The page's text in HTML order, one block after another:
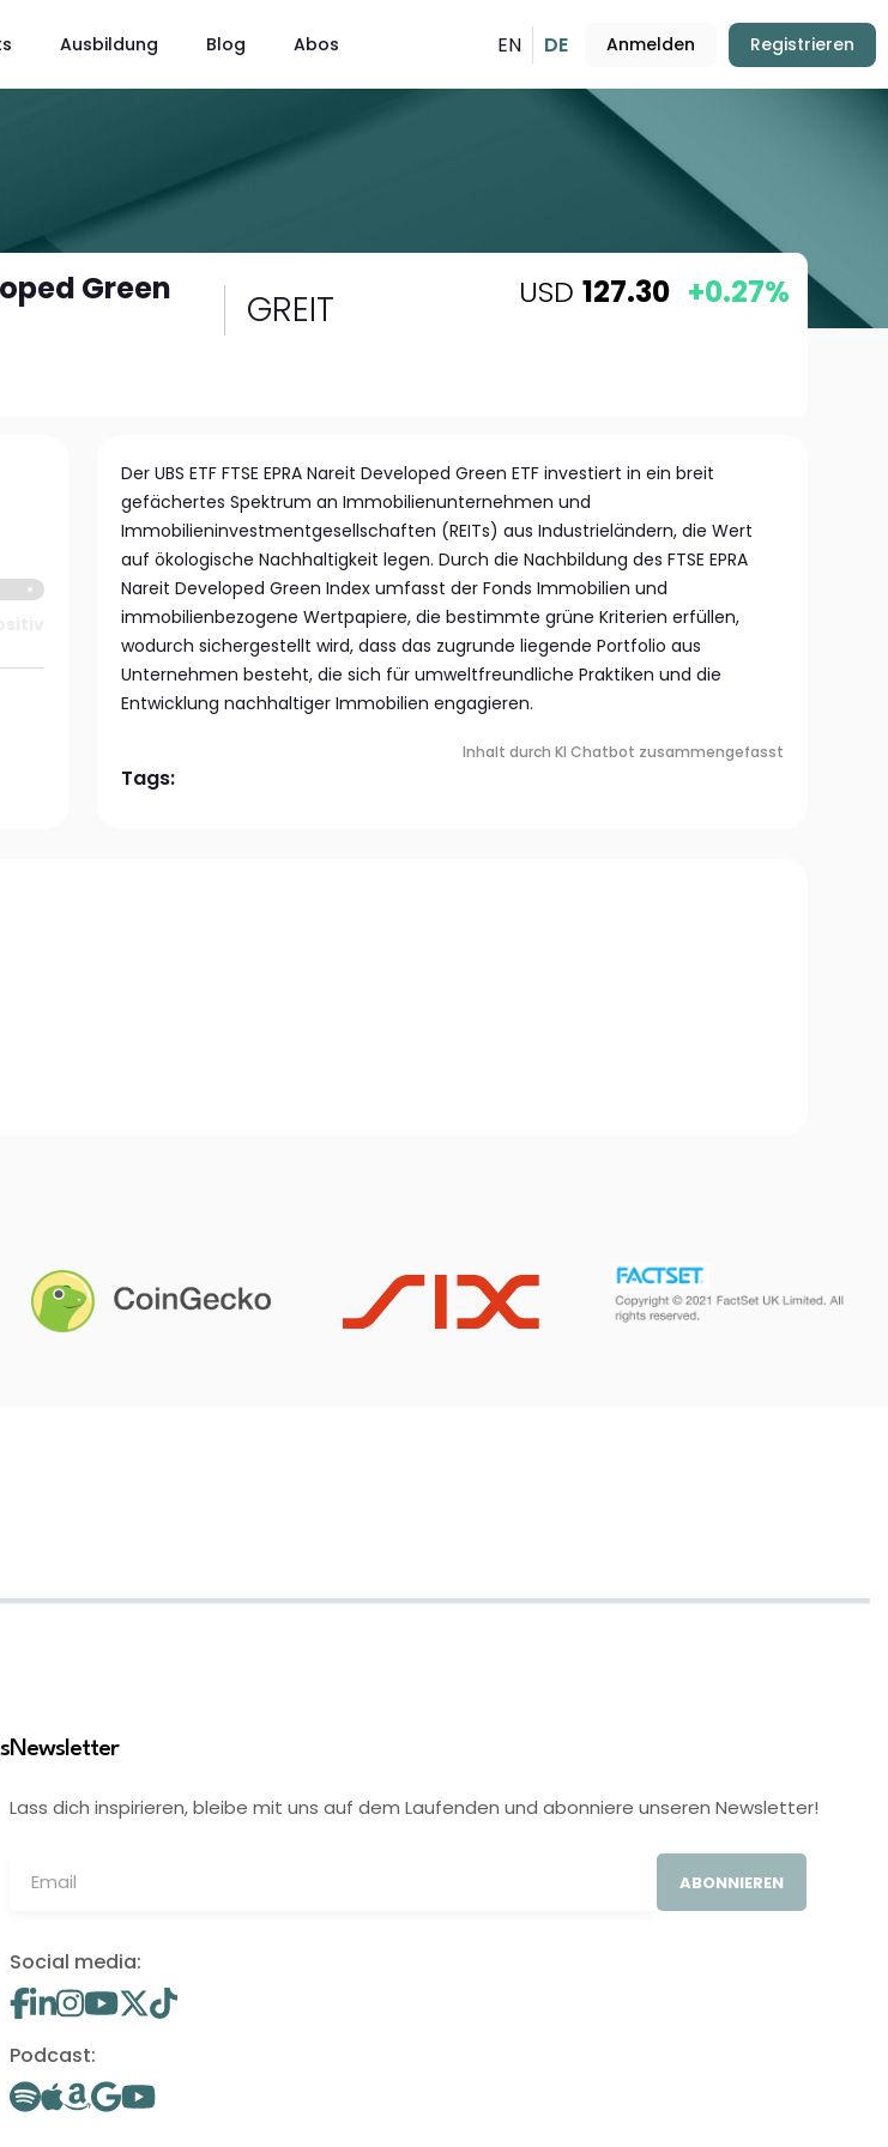
Ausbildung Blog Abos EN DE Anmelden Registrieren
Green
GREIT USD 127.30 +0.27%
Der UBS ETF FTSE EPRA Nareit Developed Green ETF investiert in ein breit
gefächertes Spektrum an Immobilienunternehmen und
Immobilieninvestmentgesellschaften (REITs) aus Industrieländern, die Wert
auf ökologische Nachhaltigkeit legen. Durch die Nachbildung des FTSE EPRA
Nareit Developed Green Index umfasst der Fonds Immobilien und
immobilienbezogene Wertpapiere, die bestimmte grüne Kriterien erfüllen,
wodurch sichergestellt wird, dass das zugrunde liegende Portfolio aus
Unternehmen besteht, die sich für umweltfreundliche Praktiken und die
Entwicklung nachhaltiger Immobilien engagieren.
Inhalt durch KI Chatbot zusammengefasst
Tags:
Newsletter
Lass dich inspirieren, bleibe mit uns auf dem Laufenden und abonniere unseren Newsletter!
ABONNIEREN
Social media:
Podcast: